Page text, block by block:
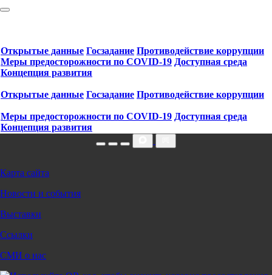
Открытые данные Госзадание Противодействие коррупции
Меры предосторожности по COVID‑19 Доступная среда
Концепция развития
Открытые данные Госзадание Противодействие коррупции
Меры предосторожности по COVID‑19 Доступная среда
Концепция развития
Карта сайта
Новости и события
Выставки
Ссылки
СМИ о нас